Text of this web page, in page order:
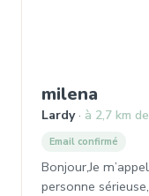
milena ,
Lardy à 2,7 km
Email confirmé
Bonjour,Je
personne